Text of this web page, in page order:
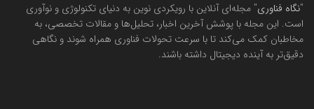
"نگاه فناوری" مجله‌ای آنلاین با رویکردی نوین به دنیای تکنولوژی و نوآوری
است. این مجله با پوشش آخرین اخبار، تحلیل‌ها و مقالات تخصصی، به
مخاطبان کمک می‌کند تا با سرعت تحولات فناوری همراه شوند و نگاهی
دقیق‌تر به آینده دیجیتال داشته باشند.